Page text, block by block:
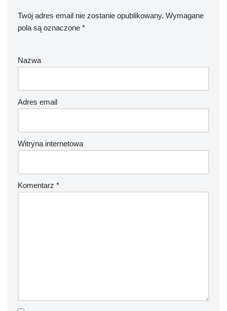
Twój adres email nie zostanie opublikowany. Wymagane
pola są oznaczone *
Nazwa
Adres email
Witryna internetowa
Komentarz *